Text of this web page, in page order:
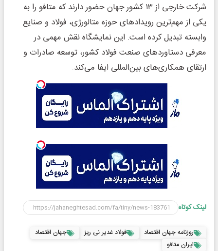
شرکت خارجی از ۱۳ کشور جهان حضور دارند که متافو را به
یکی از مهم‌ترین رویدادهای حوزه متالورژی، فولاد و صنایع
وابسته تبدیل کرده است. این نمایشگاه نقش مهمی در
معرفی دستاوردهای صنعت فولاد کشور، توسعه صادرات و
ارتقای همکاری‌های بین‌المللی ایفا می‌کند.
لینک کوتاه
روزنامه جهان اقتصاد فولاد غدیر نی ریز
جهان اقتصاد
ایران متافو